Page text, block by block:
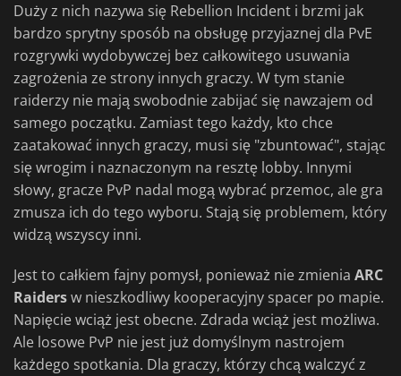
Duży z nich nazywa się Rebellion Incident i brzmi jak
bardzo sprytny sposób na obsługę przyjaznej dla PvE
rozgrywki wydobywczej bez całkowitego usuwania
zagrożenia ze strony innych graczy. W tym stanie
raiderzy nie mają swobodnie zabijać się nawzajem od
samego początku. Zamiast tego każdy, kto chce
zaatakować innych graczy, musi się "zbuntować", stając
się wrogim i naznaczonym na resztę lobby. Innymi
słowy, gracze PvP nadal mogą wybrać przemoc, ale gra
zmusza ich do tego wyboru. Stają się problemem, który
widzą wszyscy inni.
Jest to całkiem fajny pomysł, ponieważ nie zmienia ARC
Raidersw nieszkodliwy kooperacyjny spacer po mapie.
Napięcie wciąż jest obecne. Zdrada wciąż jest możliwa.
Ale losowe PvP nie jest już domyślnym nastrojem
każdego spotkania. Dla graczy, którzy chcą walczyć z